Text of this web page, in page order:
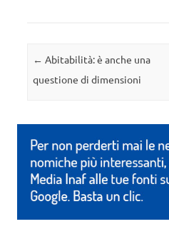
Navigazione articolo
← Abitabilità: è anche una
questione di dimensioni